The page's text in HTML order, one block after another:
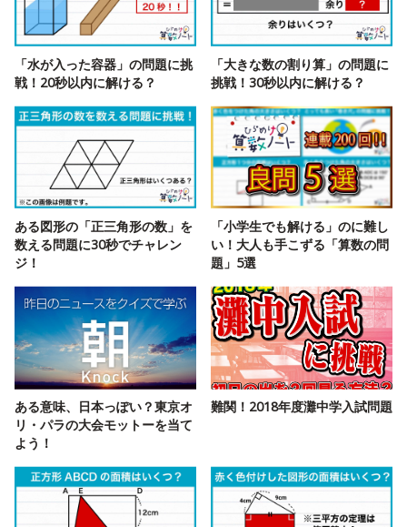
「水が入った容器」の問題に挑
戦！20秒以内に解ける？
「大きな数の割り算」の問題に
挑戦！30秒以内に解ける？
ある図形の「正三角形の数」を
数える問題に30秒でチャレン
ジ！
「小学生でも解ける」のに難し
い！大人も手こずる「算数の問
題」5選
ある意味、日本っぽい？東京オ
リ・パラの大会モットーを当て
よう！
難関！2018年度灘中学入試問題